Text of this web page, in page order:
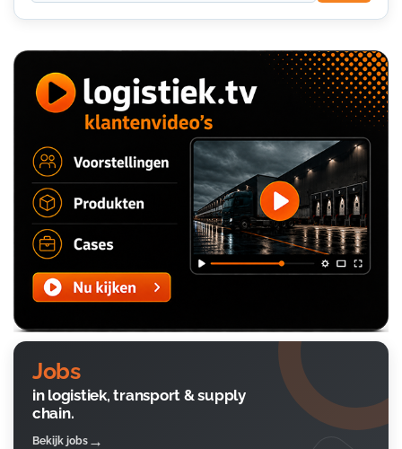
Jobs
in logistiek, transport & supply
chain.
Bekijk jobs